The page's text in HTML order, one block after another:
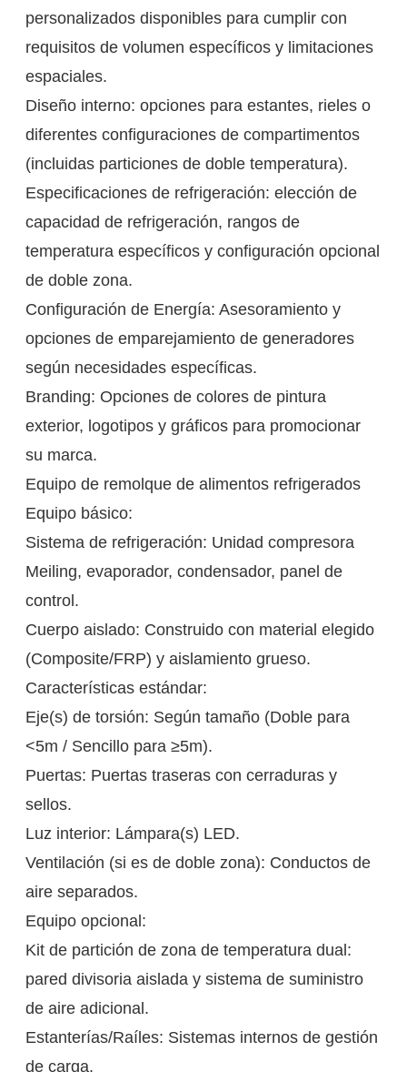
personalizados disponibles para cumplir con
requisitos de volumen específicos y limitaciones
espaciales.
Diseño interno: opciones para estantes, rieles o
diferentes configuraciones de compartimentos
(incluidas particiones de doble temperatura).
Especificaciones de refrigeración: elección de
capacidad de refrigeración, rangos de
temperatura específicos y configuración opcional
de doble zona.
Configuración de Energía: Asesoramiento y
opciones de emparejamiento de generadores
según necesidades específicas.
Branding: Opciones de colores de pintura
exterior, logotipos y gráficos para promocionar
su marca.
Equipo de remolque de alimentos refrigerados
Equipo básico:
Sistema de refrigeración: Unidad compresora
Meiling, evaporador, condensador, panel de
control.
Cuerpo aislado: Construido con material elegido
(Composite/FRP) y aislamiento grueso.
Características estándar:
Eje(s) de torsión: Según tamaño (Doble para
<5m / Sencillo para ≥5m).
Puertas: Puertas traseras con cerraduras y
sellos.
Luz interior: Lámpara(s) LED.
Ventilación (si es de doble zona): Conductos de
aire separados.
Equipo opcional:
Kit de partición de zona de temperatura dual:
pared divisoria aislada y sistema de suministro
de aire adicional.
Estanterías/Raíles: Sistemas internos de gestión
de carga.